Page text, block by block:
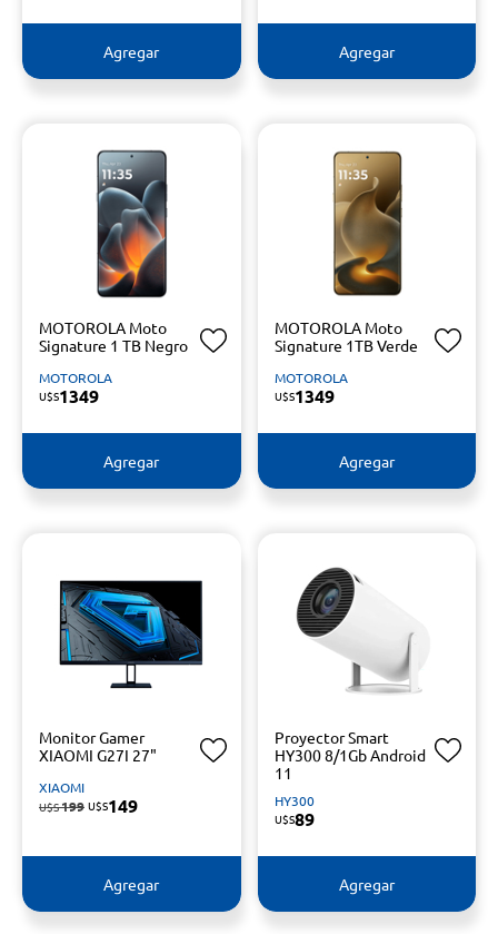
Agregar Agregar
MOTOROLA Moto
Signature 1 TB Negro
MOTOROLA
U$S1349
Agregar
MOTOROLA Moto
Signature 1TB Verde
MOTOROLA
U$S1349
Agregar
Monitor Gamer
XIAOMI G27I 27"
XIAOMI
U$S199 U$S149
Agregar
Proyector Smart
HY300 8/1Gb Android
11
HY300
U$S89
Agregar